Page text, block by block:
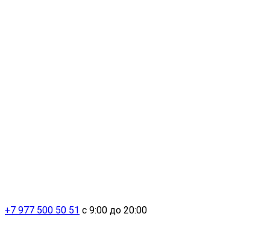
+7 977 500 50 51 с 9:00 до 20:00